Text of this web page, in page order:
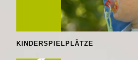
KINDERSPIELPLÄTZE